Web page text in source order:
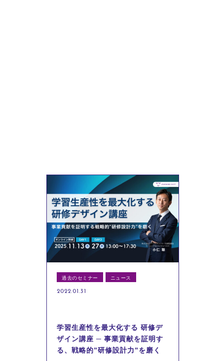
過去のセミナー ニュース
2022.01.31
学習生産性を最大化する 研修デ
ザイン講座 ─ 事業貢献を証明す
る、戦略的”研修設計力”を磨く